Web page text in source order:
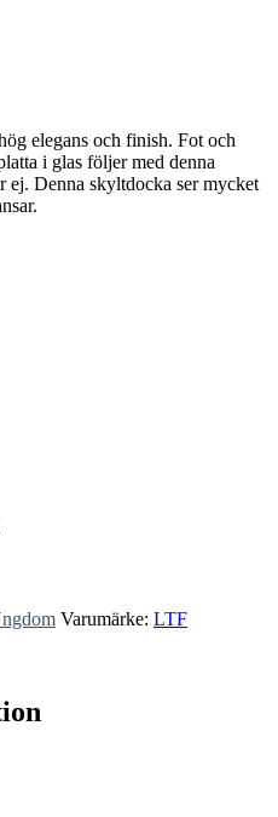
elegans och finish. Fot och
i glas följer med denna
ej. Denna skyltdocka ser mycket
Varumärke: LTF